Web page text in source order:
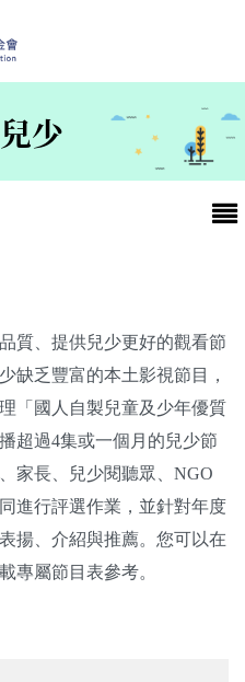
少
息
優質節目活動官網
息
們
觀察
質、提供兒少更好的觀看節
缺乏豐富的本土影視節目，
「國人自製兒童及少年優質
超過4集或一個月的兒少節
家長、兒少閱聽眾、NGO
進行評選作業，並針對年度
揚、介紹與推薦。您可以在
專屬節目表參考。